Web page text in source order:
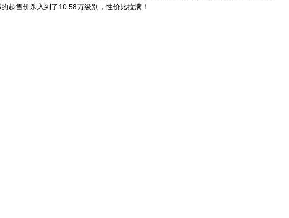
起售价杀入到了10.58万级别，性价比拉满！